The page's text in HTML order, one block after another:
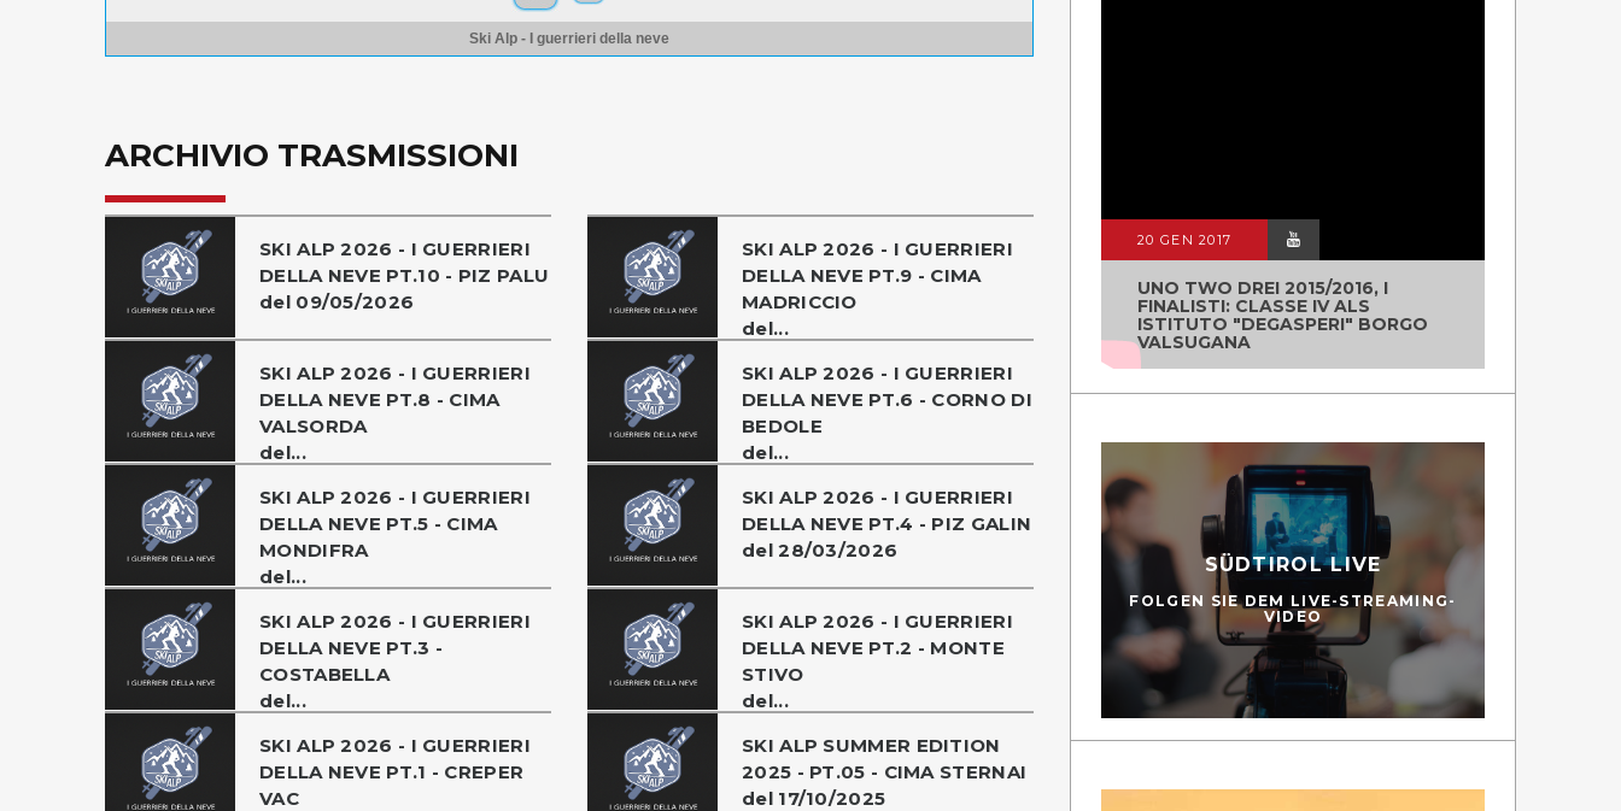
Ski Alp - I guerrieri della neve
ARCHIVIO TRASMISSIONI
SKI ALP 2026 - I GUERRIERI
DELLA NEVE PT.10 - PIZ PALU
del 09/05/2026
SKI ALP 2026 - I GUERRIERI
DELLA NEVE PT.9 - CIMA
MADRICCIO
del...
SKI ALP 2026 - I GUERRIERI
DELLA NEVE PT.8 - CIMA
VALSORDA
del...
SKI ALP 2026 - I GUERRIERI
DELLA NEVE PT.6 - CORNO DI
BEDOLE
del...
SKI ALP 2026 - I GUERRIERI
DELLA NEVE PT.5 - CIMA
MONDIFRA
del...
SKI ALP 2026 - I GUERRIERI
DELLA NEVE PT.4 - PIZ GALIN
del 28/03/2026
SKI ALP 2026 - I GUERRIERI
DELLA NEVE PT.3 -
COSTABELLA
del...
SKI ALP 2026 - I GUERRIERI
DELLA NEVE PT.2 - MONTE
STIVO
del...
SKI ALP 2026 - I GUERRIERI
DELLA NEVE PT.1 - CREPER
VAC
SKI ALP SUMMER EDITION
2025 - PT.05 - CIMA STERNAI
del 17/10/2025
20 GEN 2017
UNO TWO DREI 2015/2016, I
FINALISTI: CLASSE IV ALS
ISTITUTO "DEGASPERI" BORGO
VALSUGANA
SÜDTIROL LIVE
FOLGEN SIE DEM LIVE-STREAMING-
VIDEO